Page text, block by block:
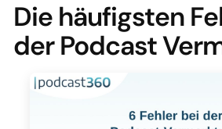
Die häufigsten
der Podcast